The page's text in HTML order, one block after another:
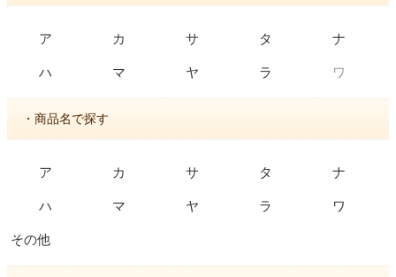
ア カ サ タ ナ
ハ マ ヤ ラ ワ
・商品名で探す
ア カ サ タ ナ
ハ マ ヤ ラ ワ
その他